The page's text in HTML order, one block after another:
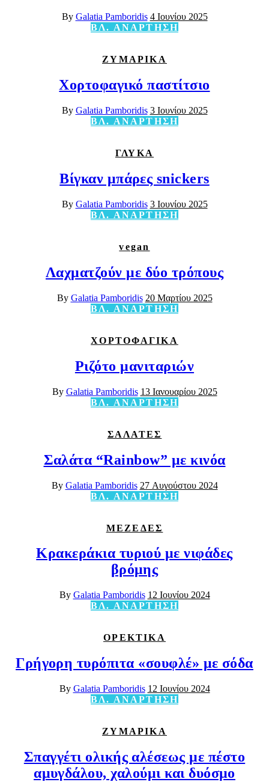
By Galatia Pamboridis 4 Ιουνίου 2025
ΒΛ. ΑΝΑΡΤΗΣΗ
ΖΥΜΑΡΙΚΑ
Χορτοφαγικό παστίτσιο
By Galatia Pamboridis 3 Ιουνίου 2025
ΒΛ. ΑΝΑΡΤΗΣΗ
ΓΛΥΚΑ
Βίγκαν μπάρες snickers
By Galatia Pamboridis 3 Ιουνίου 2025
ΒΛ. ΑΝΑΡΤΗΣΗ
vegan
Λαχματζούν με δύο τρόπους
By Galatia Pamboridis 20 Μαρτίου 2025
ΒΛ. ΑΝΑΡΤΗΣΗ
ΧΟΡΤΟΦΑΓΙΚΑ
Ριζότο μανιταριών
By Galatia Pamboridis 13 Ιανουαρίου 2025
ΒΛ. ΑΝΑΡΤΗΣΗ
ΣΑΛΑΤΕΣ
Σαλάτα “Rainbow” με κινόα
By Galatia Pamboridis 27 Αυγούστου 2024
ΒΛ. ΑΝΑΡΤΗΣΗ
ΜΕΖΕΔΕΣ
Κρακεράκια τυριού με νιφάδες
βρόμης
By Galatia Pamboridis 12 Ιουνίου 2024
ΒΛ. ΑΝΑΡΤΗΣΗ
ΟΡΕΚΤΙΚΑ
Γρήγορη τυρόπιτα «σουφλέ» με σόδα
By Galatia Pamboridis 12 Ιουνίου 2024
ΒΛ. ΑΝΑΡΤΗΣΗ
ΖΥΜΑΡΙΚΑ
Σπαγγέτι ολικής αλέσεως με πέστο
αμυγδάλου, χαλούμι και δυόσμο